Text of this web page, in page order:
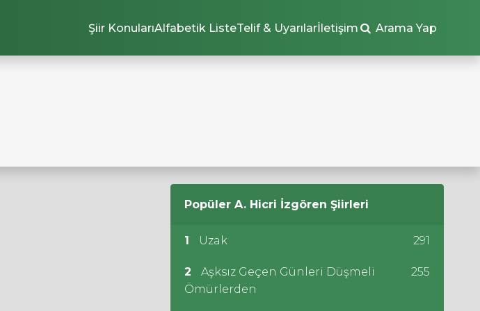
Şiir KonularıAlfabetik ListeTelif & Uyarılarİletişim Arama Yap
Popüler A. Hicri İzgören Şiirleri
1 Uzak 291
2
Aşksız Geçen Günleri Düşmeli
Ömürlerden
255